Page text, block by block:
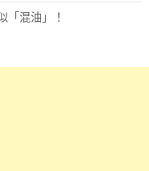
「混油」！